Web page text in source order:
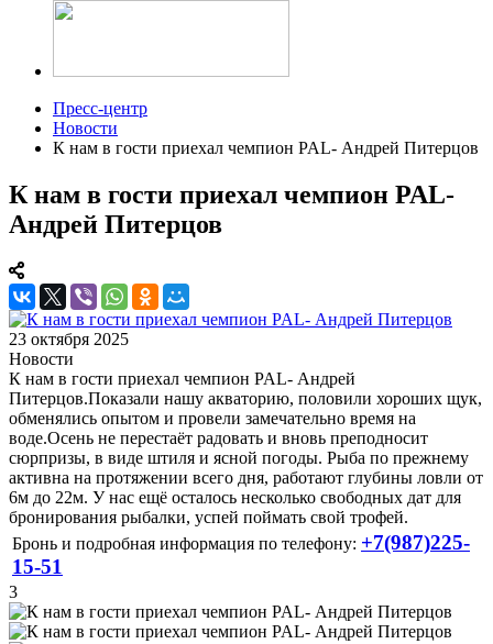
Пресс-центр
Новости
К нам в гости приехал чемпион PAL- Андрей Питерцов
К нам в гости приехал чемпион PAL-
Андрей Питерцов
23 октября 2025
Новости
К нам в гости приехал чемпион PAL- Андрей
Питерцов.Показали нашу акваторию, половили хороших щук,
обменялись опытом и провели замечательно время на
воде.Осень не перестаёт радовать и вновь преподносит
сюрпризы, в виде штиля и ясной погоды. Рыба по прежнему
активна на протяжении всего дня, работают глубины ловли от
6м до 22м. У нас ещё осталось несколько свободных дат для
бронирования рыбалки, успей поймать свой трофей.
Бронь и подробная информация по телефону: +7(987)225-
15-51
3